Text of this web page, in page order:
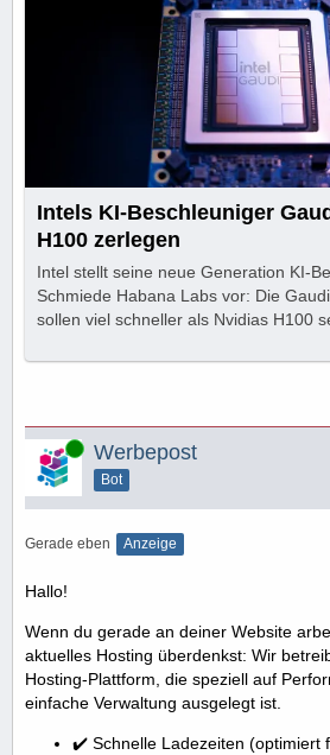
Intels KI-Beschleuniger
H100 zerlegen
Intel stellt seine neue Generation KI-
Schmiede Habana Labs vor: Die
sollen viel schneller als Nvidias H100
Online Werbepost
Bot
Gerade eben Anzeige
Hallo!
Wenn du gerade an deiner Website
aktuelles Hosting überdenkst: Wir
Hosting-Plattform, die speziell auf
einfache Verwaltung ausgelegt ist.
✔️ Schnelle Ladezeiten (optimiert